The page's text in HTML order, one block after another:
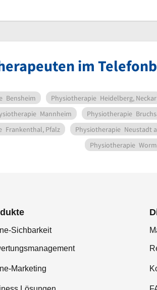
im
Bensheim Physiotherapie Heidelberg, Neckar
Mannheim Physiotherapie
Frankenthal, Pfalz Physiotherapie Neustadt
Physiotherapie
Sichbarkeit
Marketing